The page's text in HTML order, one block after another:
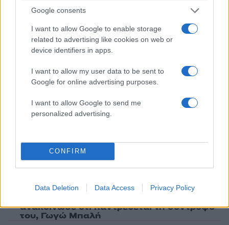
Google consents
I want to allow Google to enable storage
related to advertising like cookies on web or
device identifiers in apps.
I want to allow my user data to be sent to
Google for online advertising purposes.
I want to allow Google to send me
personalized advertising.
CONFIRM
Data Deletion Data Access Privacy Policy
Ακολουθήστε το Νewsit.gr στο
ενημερωθείτε πρώτοι για όλη την ειδησεογραφία και τα
τελευταία νέα
της ημέρας
Πάρος: «Αν ήταν κάποιος πάνω από την
πισίνα, δε θα είχα θρηνήσει το παιδί μου» –
του beach bar
2Μπρίτνεϊ Σπίαρς: Έκανε αποτυχημένο
ανακοίνωσε ότι παντρεύεται τη σύντροφό
του, Γωγώ Μπαλή